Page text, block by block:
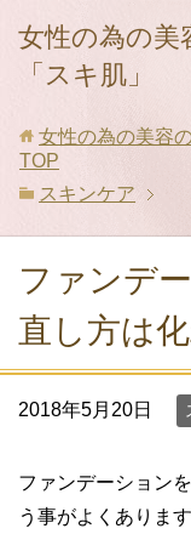
女性の為の美
「スキ肌」
女性の為の美容
TOP
スキンケア
ファンデ
直し方は
2018年5月20日
ファンデーション
う事がよくあります